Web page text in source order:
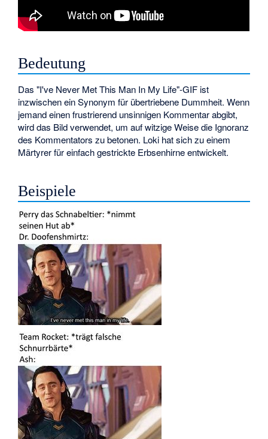
Bedeutung
Das "I've Never Met This Man In My Life"-GIF ist
inzwischen ein Synonym für übertriebene Dummheit. Wenn
jemand einen frustrierend unsinnigen Kommentar abgibt,
wird das Bild verwendet, um auf witzige Weise die Ignoranz
des Kommentators zu betonen. Loki hat sich zu einem
Märtyrer für einfach gestrickte Erbsenhirne entwickelt.
Beispiele